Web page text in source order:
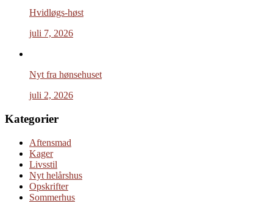
Hvidløgs-høst
juli 7, 2026
Nyt fra hønsehuset
juli 2, 2026
Kategorier
Aftensmad
Kager
Livsstil
Nyt helårshus
Opskrifter
Sommerhus